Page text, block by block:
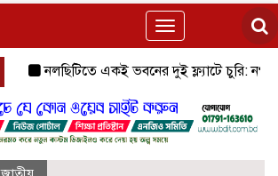
Toggle
navigation
নলছিটিতে একই ভবনের দুই ফ্ল্যাটে চুরি: নগদ টাকা